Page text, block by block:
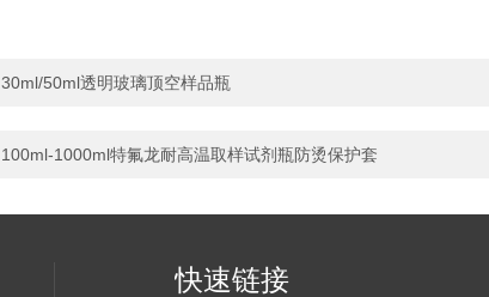
30ml/50ml透明玻璃顶空样品瓶
100ml-1000ml特氟龙耐高温取样试剂瓶防烫保护套
快速链接